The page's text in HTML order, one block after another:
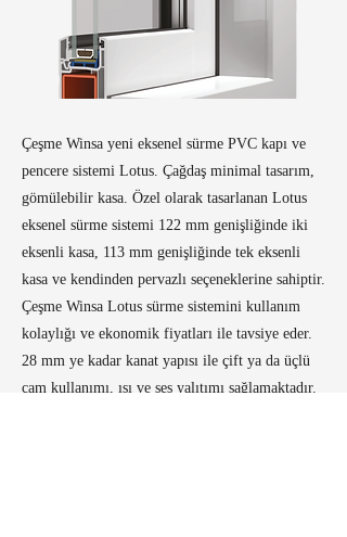
Çeşme Winsa yeni eksenel sürme PVC kapı ve
pencere sistemi Lotus. Çağdaş minimal tasarım,
gömülebilir kasa. Özel olarak tasarlanan Lotus
eksenel sürme sistemi 122 mm genişliğinde iki
eksenli kasa, 113 mm genişliğinde tek eksenli
kasa ve kendinden pervazlı seçeneklerine sahiptir.
Çeşme Winsa Lotus sürme sistemini kullanım
kolaylığı ve ekonomik fiyatları ile tavsiye eder.
28 mm ye kadar kanat yapısı ile çift ya da üçlü
cam kullanımı, ısı ve ses yalıtımı sağlamaktadır.